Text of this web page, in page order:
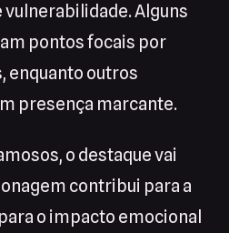
Alguns
pontos focais por
enquanto outros
presença marcante.
o destaque vai
contribui para a
o impacto emocional